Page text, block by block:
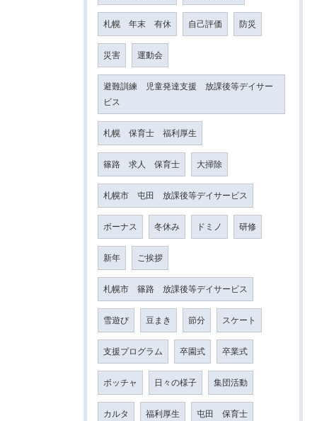
札幌 年末 有休 自己評価 防災
災害 運動会
避難訓練 児童発達支援 放課後等デイサー
ビス
札幌 保育士 福利厚生
篠路 求人 保育士 大掃除
札幌市 屯田 放課後等デイサービス
ボーナス 冬休み ドミノ 研修
新年 ご挨拶
札幌市 篠路 放課後等デイサービス
雪遊び 豆まき 節分 スケート
支援プログラム 卒園式 卒業式
ボッチャ 日々の様子 集団活動
カルタ 福利厚生 屯田 保育士